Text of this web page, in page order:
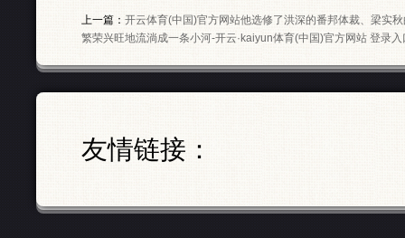
上一篇： 开云体育(中国)官方网站他选修了洪深的番邦体裁、梁实
繁荣兴旺地流淌成一条小河-开云·kaiyun体育(中国)官方网站 登录入
友情链接：